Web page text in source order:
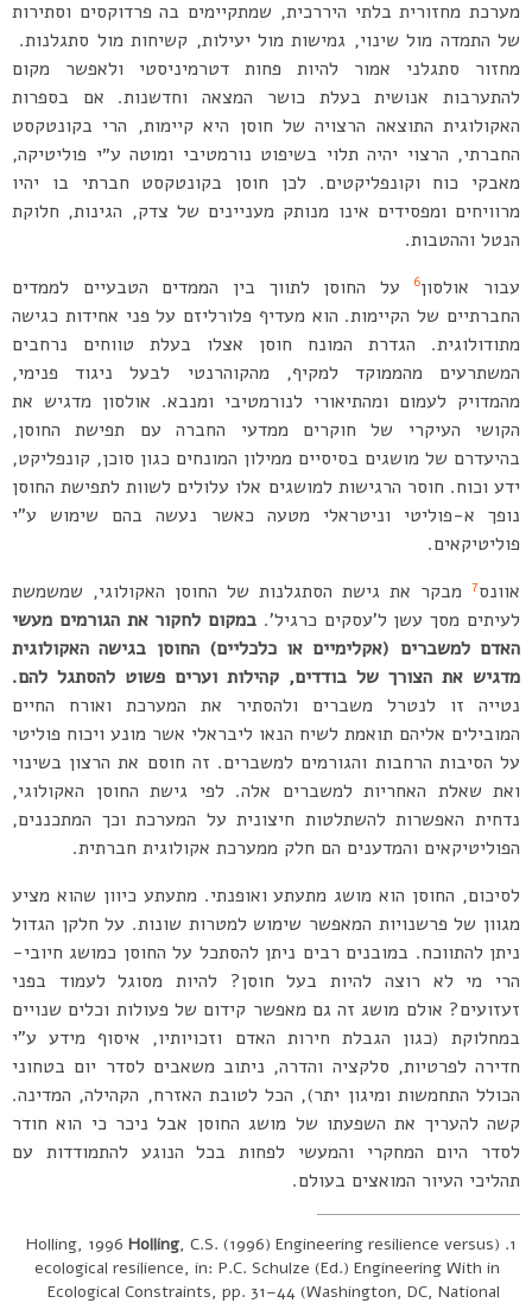
מערכת מחזורית בלתי היררכית, שמתקיימים בה פרדוקסים וסתירות
של התמדה מול שינוי, גמישות מול יעילות, קשיחות מול סתגלנות.
מחזור סתגלני אמור להיות פחות דטרמיניסטי ולאפשר מקום
להתערבות אנושית בעלת כושר המצאה וחדשנות. אם בספרות
האקולוגית התוצאה הרצויה של חוסן היא קיימות, הרי בקונטקסט
החברתי, הרצוי יהיה תלוי בשיפוט נורמטיבי ומוטה ע״י פוליטיקה,
מאבקי כוח וקונפליקטים. לכן חוסן בקונטקסט חברתי בו יהיו
מרוויחים ומפסידים אינו מנותק מעניינים של צדק, הגינות, חלוקת
הנטל וההטבות.
עבור אולסון6
על החוסן לתווך בין הממדים הטבעיים לממדים
החברתיים של הקיימות. הוא מעדיף פלורליזם על פני אחידות כגישה
מתודולוגית. הגדרת המונח חוסן אצלו בעלת טווחים נרחבים
המשתרעים מהממוקד למקיף, מהקוהרנטי לבעל ניגוד פנימי,
מהמדויק לעמום ומהתיאורי לנורמטיבי ומנבא. אולסון מדגיש את
הקושי העיקרי של חוקרים ממדעי החברה עם תפישת החוסן,
בהיעדרם של מושגים בסיסיים ממילון המונחים כגון סוכן, קונפליקט,
ידע וכוח. חוסר הרגישות למושגים אלו עלולים לשוות לתפישת החוסן
נופך א-פוליטי וניטראלי מטעה כאשר נעשה בהם שימוש ע”י
פוליטיקאים.
אוונס7 מבקר את גישת הסתגלנות של החוסן האקולוגי, שמשמשת
לעיתים מסך עשן ל’עסקים כרגיל’. במקום לחקור את הגורמים מעשי
האדם למשברים (אקלימיים או כלכליים) החוסן בגישה האקולוגית
מדגיש את הצורך של בודדים, קהילות וערים פשוט להסתגל להם.
נטייה זו לנטרל משברים ולהסתיר את המערכת ואורח החיים
המובילים אליהם תואמת לשיח הנאו ליבראלי אשר מונע ויכוח פוליטי
על הסיבות הרחבות והגורמים למשברים. זה חוסם את הרצון בשינוי
ואת שאלת האחריות למשברים אלה. לפי גישת החוסן האקולוגי,
נדחית האפשרות להשתלטות חיצונית על המערכת וכך המתכננים,
הפוליטיקאים והמדענים הם חלק ממערכת אקולוגית חברתית.
לסיכום, החוסן הוא מושג מתעתע ואופנתי. מתעתע כיוון שהוא מציע
מגוון של פרשנויות המאפשר שימוש למטרות שונות. על חלקן הגדול
ניתן להתווכח. במובנים רבים ניתן להסתכל על החוסן כמושג חיובי-
הרי מי לא רוצה להיות בעל חוסן? להיות מסוגל לעמוד בפני
זעזועים? אולם מושג זה גם מאפשר קידום של פעולות וכלים שנויים
במחלוקת (כגון הגבלת חירות האדם וזכויותיו, איסוף מידע ע”י
חדירה לפרטיות, סלקציה והדרה, ניתוב משאבים לסדר יום בטחוני
הכולל התחמשות ומיגון יתר), הכל לטובת האזרח, הקהילה, המדינה.
קשה להעריך את השפעתו של מושג החוסן אבל ניכר כי הוא חודר
לסדר היום המחקרי והמעשי לפחות בכל הנוגע להתמודדות עם
תהליכי העיור המואצים בעולם.
(Holling, 1996
Holling, C.S. (1996) Engineering resilience versus
ecological resilience, in: P.C. Schulze (Ed.) Engineering With in
Ecological Constraints, pp. 31–44 (Washington, DC, National